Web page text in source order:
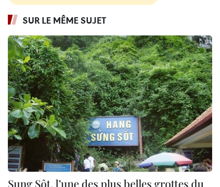
SUR LE MÊME SUJET
Sung Sôt, l’une des plus belles grottes du